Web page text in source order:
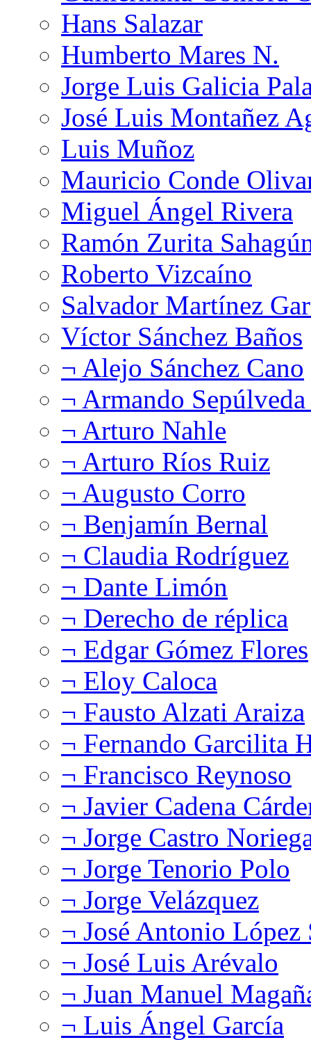
Hans Salazar
Humberto Mares N.
Jorge Luis Galicia
José Luis Montañez
Luis Muñoz
Mauricio Conde
Miguel Ángel Rivera
Ramón Zurita
Roberto Vizcaíno
Salvador Martínez
Víctor Sánchez Baños
¬ Alejo Sánchez Cano
¬ Armando
¬ Arturo Nahle
¬ Arturo Ríos Ruiz
¬ Augusto Corro
¬ Benjamín Bernal
¬ Claudia Rodríguez
¬ Dante Limón
¬ Derecho de réplica
¬ Edgar Gómez Flores
¬ Eloy Caloca
¬ Fausto Alzati Araiza
¬ Fernando Garcilita
¬ Francisco Reynoso
¬ Javier Cadena
¬ Jorge Castro
¬ Jorge Tenorio Polo
¬ Jorge Velázquez
¬ José Antonio López
¬ José Luis Arévalo
¬ Juan Manuel
¬ Luis Ángel García